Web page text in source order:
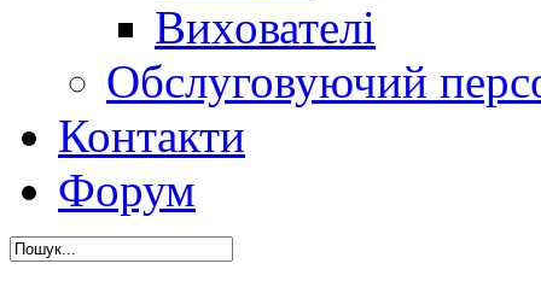
Вихователі
Обслуговуючий
Контакти
Форум